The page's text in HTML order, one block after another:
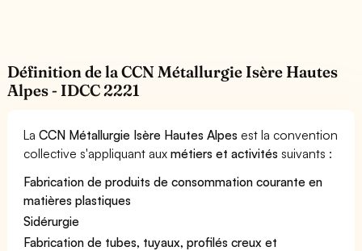
Définition de la CCN Métallurgie Isère Hautes
Alpes - IDCC 2221
LaCCN Métallurgie Isère Hautes Alpes est la convention
collective s'appliquant auxmétiers et activités suivants :
Fabrication de produits de consommation courante en
matières plastiques
Sidérurgie
Fabrication de tubes, tuyaux, profilés creux et